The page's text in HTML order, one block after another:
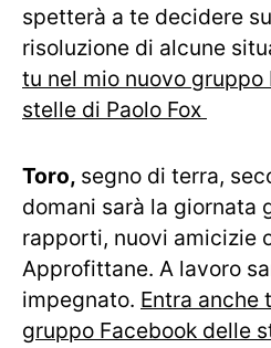
spetterà a te decidere
risoluzione di alcune
tu nel mio nuovo gruppo
stelle di Paolo Fox
Toro, segno di terra,
domani sarà la giornata
rapporti, nuovi amicizie
Approfittane. A lavoro
impegnato. Entra anche
gruppo Facebook delle